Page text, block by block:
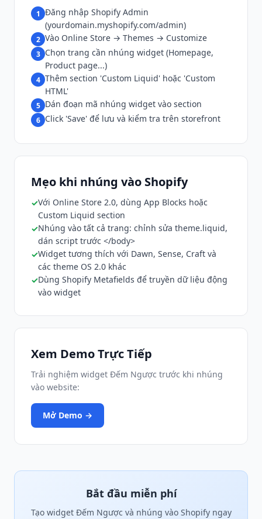
1 Đăng nhập Shopify Admin
(yourdomain.myshopify.com/admin)
2 Vào Online Store → Themes → Customize
3 Chọn trang cần nhúng widget (Homepage,
Product page...)
4 Thêm section 'Custom Liquid' hoặc 'Custom
HTML'
5 Dán đoạn mã nhúng widget vào section
6 Click 'Save' để lưu và kiểm tra trên storefront
Mẹo khi nhúng vào Shopify
Với Online Store 2.0, dùng App Blocks hoặc
Custom Liquid section
Nhúng vào tất cả trang: chỉnh sửa theme.liquid,
dán script trước </body>
Widget tương thích với Dawn, Sense, Craft và
các theme OS 2.0 khác
Dùng Shopify Metafields để truyền dữ liệu động
vào widget
Xem Demo Trực Tiếp
Trải nghiệm widget Đếm Ngược trước khi nhúng
vào website:
Mở Demo →
Bắt đầu miễn phí
Tạo widget Đếm Ngược và nhúng vào Shopify ngay